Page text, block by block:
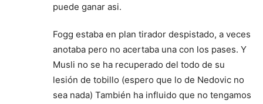
puede ganar asi.
Fogg estaba en plan tirador despistado, a veces
anotaba pero no acertaba una con los pases. Y
Musli no se ha recuperado del todo de su
lesión de tobillo (espero que lo de Nedovic no
sea nada) También ha influido que no tengamos